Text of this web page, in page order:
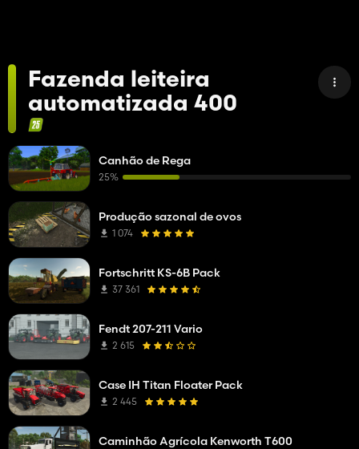
Fazenda leiteira
automatizada 400
Canhão de Rega
25%
Produção sazonal de ovos
1 074
Fortschritt KS-6B Pack
37 361
Fendt 207-211 Vario
2 615
Case IH Titan Floater Pack
2 445
Caminhão Agrícola Kenworth T600